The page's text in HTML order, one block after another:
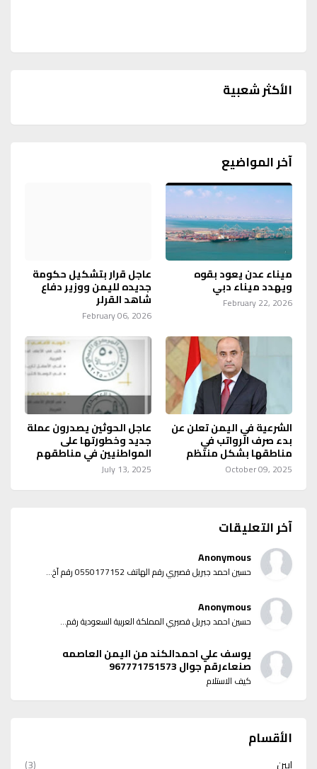
الأكثر شعبية
آخر المواضيع
ميناء عدن يعود بقوه
ويهدد ميناء دبي
February 22, 2026
عاجل قرار بتشكيل حكومة
جديده لليمن ووزير دفاع
شاهد القرلر
February 06, 2026
الشرعية في اليمن تعلن عن
بدء صرف الرواتب في
مناطقها بشكل منتظم
October 09, 2025
عاجل الحوثين يصدرون عملة
جديد وخطورتها على
المواطنيين في مناطقهم
July 13, 2025
آخر التعليقات
Anonymous
حسين احمد جبريل قصيري رقم الهاتف 0550177152 رقم آخ...
Anonymous
حسين احمد جبريل قصيري المملكة العربية السعودية رقم...
يوسف علي احمدالكند من اليمن العاصمه
صنعاءرقم جوال 967771751573
كيف الاستلام
الأقسام
ابين
(3)